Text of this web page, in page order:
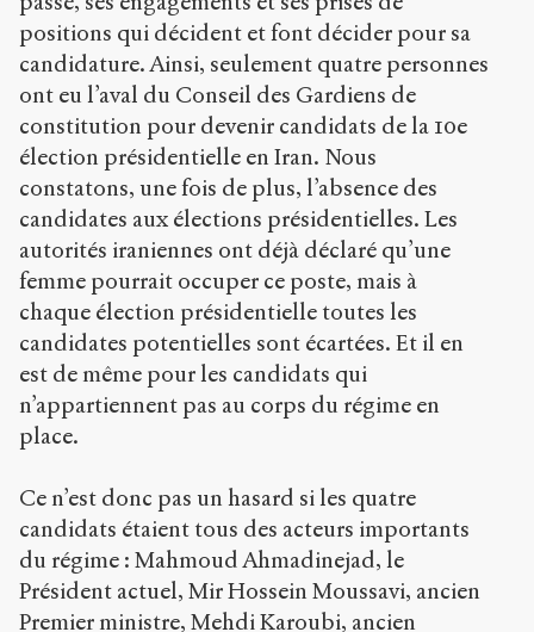
positions qui décident et font décider pour sa
candidature. Ainsi, seulement quatre personnes
ont eu l’aval du Conseil des Gardiens de
constitution pour devenir candidats de la 10e
élection présidentielle en Iran. Nous
constatons, une fois de plus, l’absence des
candidates aux élections présidentielles. Les
autorités iraniennes ont déjà déclaré qu’une
femme pourrait occuper ce poste, mais à
chaque élection présidentielle toutes les
candidates potentielles sont écartées. Et il en
est de même pour les candidats qui
n’appartiennent pas au corps du régime en
place.
Ce n’est donc pas un hasard si les quatre
candidats étaient tous des acteurs importants
du régime : Mahmoud Ahmadinejad, le
Président actuel, Mir Hossein Moussavi, ancien
Premier ministre, Mehdi Karoubi, ancien